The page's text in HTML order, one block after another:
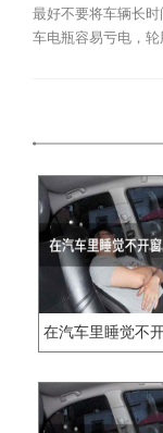
最好不要将车辆长
车电瓶容易亏电，